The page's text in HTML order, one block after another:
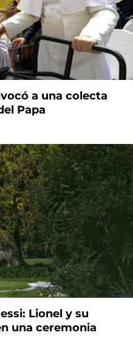
a una colecta
Papa
Lionel y su
una ceremonia